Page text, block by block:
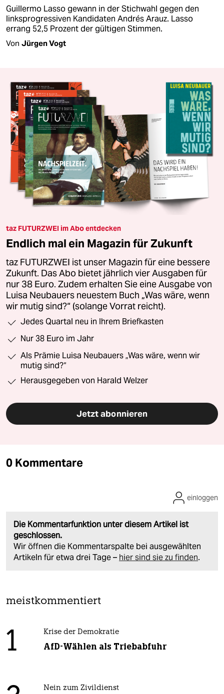
Guillermo Lasso gewann in der Stichwahl gegen den
linksprogressiven Kandidaten Andrés Arauz. Lasso
errang 52,5 Prozent der gültigen Stimmen.
Von Jürgen Vogt
taz FUTURZWEI im Abo entdecken
Endlich mal ein Magazin für Zukunft
taz FUTURZWEI ist unser Magazin für eine bessere
Zukunft. Das Abo bietet jährlich vier Ausgaben für
nur 38 Euro. Zudem erhalten Sie eine Ausgabe von
Luisa Neubauers neuestem Buch „Was wäre, wenn
wir mutig sind?“ (solange Vorrat reicht).
Jedes Quartal neu in Ihrem Briefkasten
Nur 38 Euro im Jahr
Als Prämie Luisa Neubauers „Was wäre, wenn wir
mutig sind?“
Herausgegeben von Harald Welzer
Jetzt abonnieren
0 Kommentare
Die Kommentarfunktion unter diesem Artikel ist
geschlossen.
Wir öffnen die Kommentarspalte bei ausgewählten
Artikeln für etwa drei Tage – hier sind sie zu finden.
einloggen
meistkommentiert
1 Krise der Demokratie
AfD-Wählen als Triebabfuhr
Nein zum Zivildienst